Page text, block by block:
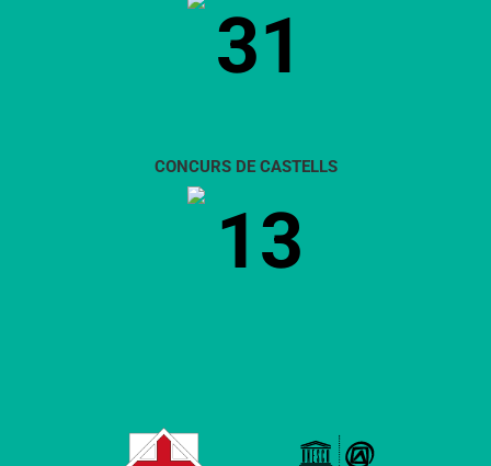
31
CONCURS DE CASTELLS
13